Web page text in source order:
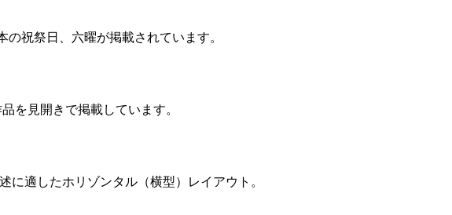
祝祭日、六曜が掲載されています。
を見開きで掲載しています。
に適したホリゾンタル（横型）レイアウト。